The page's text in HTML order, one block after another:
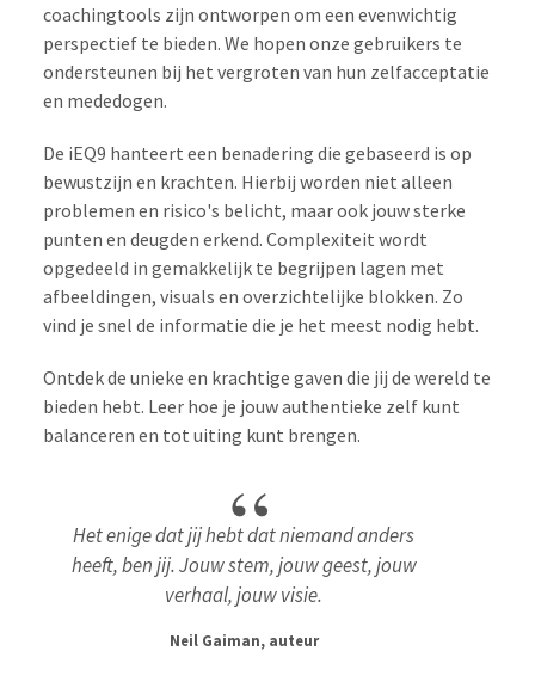
coachingtools zijn ontworpen om een evenwichtig
perspectief te bieden. We hopen onze gebruikers te
ondersteunen bij het vergroten van hun zelfacceptatie
en mededogen.
De iEQ9 hanteert een benadering die gebaseerd is op
bewustzijn en krachten. Hierbij worden niet alleen
problemen en risico's belicht, maar ook jouw sterke
punten en deugden erkend. Complexiteit wordt
opgedeeld in gemakkelijk te begrijpen lagen met
afbeeldingen, visuals en overzichtelijke blokken. Zo
vind je snel de informatie die je het meest nodig hebt.
Ontdek de unieke en krachtige gaven die jij de wereld te
bieden hebt. Leer hoe je jouw authentieke zelf kunt
balanceren en tot uiting kunt brengen.
Het enige dat jij hebt dat niemand anders
heeft, ben jij. Jouw stem, jouw geest, jouw
verhaal, jouw visie.
Neil Gaiman, auteur